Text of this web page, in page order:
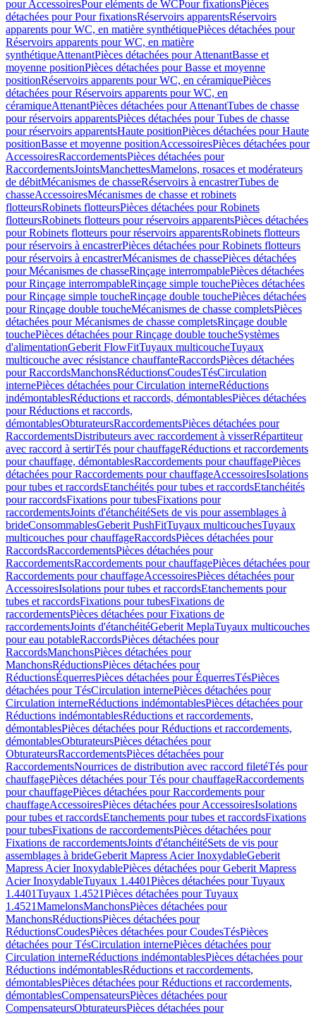
pour AccessoiresPour eléments de WCPour fixationsPièces
détachées pour Pour fixationsRéservoirs apparentsRéservoirs
apparents pour WC, en matière synthétiquePièces détachées pour
Réservoirs apparents pour WC, en matière
synthétiqueAttenantPièces détachées pour AttenantBasse et
moyenne positionPièces détachées pour Basse et moyenne
positionRéservoirs apparents pour WC, en céramiquePièces
détachées pour Réservoirs apparents pour WC, en
céramiqueAttenantPièces détachées pour AttenantTubes de chasse
pour réservoirs apparentsPièces détachées pour Tubes de chasse
pour réservoirs apparentsHaute positionPièces détachées pour Haute
positionBasse et moyenne positionAccessoiresPièces détachées pour
AccessoiresRaccordementsPièces détachées pour
RaccordementsJointsManchettesMamelons, rosaces et modérateurs
de débitMécanismes de chasseRéservoirs à encastrerTubes de
chasseAccessoiresMécanismes de chasse et robinets
flotteursRobinets flotteursPièces détachées pour Robinets
flotteursRobinets flotteurs pour réservoirs apparentsPièces détachées
pour Robinets flotteurs pour réservoirs apparentsRobinets flotteurs
pour réservoirs à encastrerPièces détachées pour Robinets flotteurs
pour réservoirs à encastrerMécanismes de chassePièces détachées
pour Mécanismes de chasseRinçage interrompablePièces détachées
pour Rinçage interrompableRinçage simple touchePièces détachées
pour Rinçage simple toucheRinçage double touchePièces détachées
pour Rinçage double toucheMécanismes de chasse completsPièces
détachées pour Mécanismes de chasse completsRinçage double
touchePièces détachées pour Rinçage double toucheSystèmes
d'alimentationGeberit FlowFitTuyaux multicoucheTuyaux
multicouche avec résistance chauffanteRaccordsPièces détachées
pour RaccordsManchonsRéductionsCoudesTésCirculation
internePièces détachées pour Circulation interneRéductions
indémontablesRéductions et raccords, démontablesPièces détachées
pour Réductions et raccords,
démontablesObturateursRaccordementsPièces détachées pour
RaccordementsDistributeurs avec raccordement à visserRépartiteur
avec raccord à sertirTés pour chauffageRéductions et raccordements
pour chauffage, démontablesRaccordements pour chauffagePièces
détachées pour Raccordements pour chauffageAccessoiresIsolations
pour tubes et raccordsEtanchéités pour tubes et raccordsEtanchéités
pour raccordsFixations pour tubesFixations pour
raccordementsJoints d'étanchéitéSets de vis pour assemblages à
brideConsommablesGeberit PushFitTuyaux multicouchesTuyaux
multicouches pour chauffageRaccordsPièces détachées pour
RaccordsRaccordementsPièces détachées pour
RaccordementsRaccordements pour chauffagePièces détachées pour
Raccordements pour chauffageAccessoiresPièces détachées pour
AccessoiresIsolations pour tubes et raccordsEtanchements pour
tubes et raccordsFixations pour tubesFixations de
raccordementsPièces détachées pour Fixations de
raccordementsJoints d'étanchéitéGeberit MeplaTuyaux multicouches
pour eau potableRaccordsPièces détachées pour
RaccordsManchonsPièces détachées pour
ManchonsRéductionsPièces détachées pour
RéductionsÉquerresPièces détachées pour ÉquerresTésPièces
détachées pour TésCirculation internePièces détachées pour
Circulation interneRéductions indémontablesPièces détachées pour
Réductions indémontablesRéductions et raccordements,
démontablesPièces détachées pour Réductions et raccordements,
démontablesObturateursPièces détachées pour
ObturateursRaccordementsPièces détachées pour
RaccordementsNourrices de distribution avec raccord filetéTés pour
chauffagePièces détachées pour Tés pour chauffageRaccordements
pour chauffagePièces détachées pour Raccordements pour
chauffageAccessoiresPièces détachées pour AccessoiresIsolations
pour tubes et raccordsEtanchements pour tubes et raccordsFixations
pour tubesFixations de raccordementsPièces détachées pour
Fixations de raccordementsJoints d'étanchéitéSets de vis pour
assemblages à brideGeberit Mapress Acier InoxydableGeberit
Mapress Acier InoxydablePièces détachées pour Geberit Mapress
Acier InoxydableTuyaux 1.4401Pièces détachées pour Tuyaux
1.4401Tuyaux 1.4521Pièces détachées pour Tuyaux
1.4521MamelonsManchonsPièces détachées pour
ManchonsRéductionsPièces détachées pour
RéductionsCoudesPièces détachées pour CoudesTésPièces
détachées pour TésCirculation internePièces détachées pour
Circulation interneRéductions indémontablesPièces détachées pour
Réductions indémontablesRéductions et raccordements,
démontablesPièces détachées pour Réductions et raccordements,
démontablesCompensateursPièces détachées pour
CompensateursObturateursPièces détachées pour